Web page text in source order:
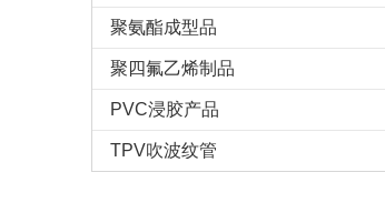
聚氨酯成型品
聚四氟乙烯制品
PVC浸胶产品
TPV吹波纹管